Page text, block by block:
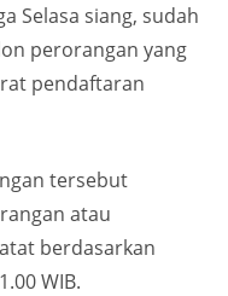
Selasa siang, sudah
perorangan yang
pendaftaran
tersebut
atau
berdasarkan
WIB.